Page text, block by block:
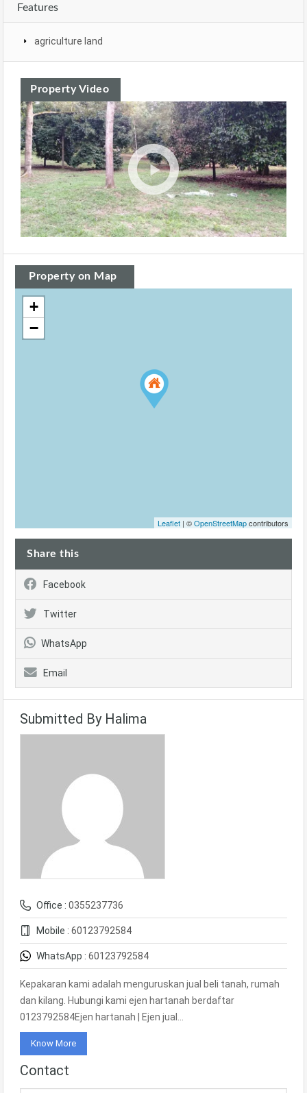
Features
agriculture land
Property Video
Property on Map
+
−
Leaflet | ©OpenStreetMapcontributors
Share this
Facebook
Twitter
WhatsApp
Email
Submitted By Halima
Office : 0355237736
Mobile : 60123792584
WhatsApp : 60123792584
Kepakaran kami adalah menguruskan jual beli tanah, rumah
dan kilang. Hubungi kami ejen hartanah berdaftar
0123792584Ejen hartanah | Ejen jual…
Know More
Contact